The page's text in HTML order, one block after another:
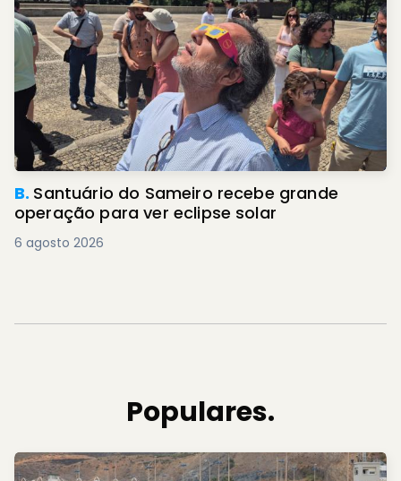
B. Santuário do Sameiro recebe grande
operação para ver eclipse solar
6 agosto 2026
Populares.